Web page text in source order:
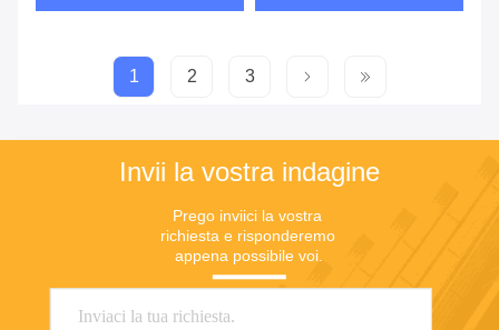
1 2 3
Invii la vostra indagine
Prego inviici la vostra
richiesta e risponderemo
appena possibile voi.